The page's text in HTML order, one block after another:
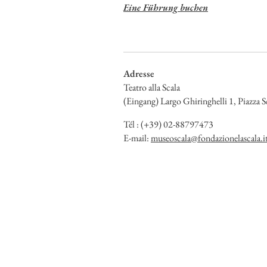
Eine Führung buchen
Adresse
Teatro alla Scala
(Eingang) Largo Ghiringhelli 1, Piazza
Tél : (+39) 02-88797473
E-mail: